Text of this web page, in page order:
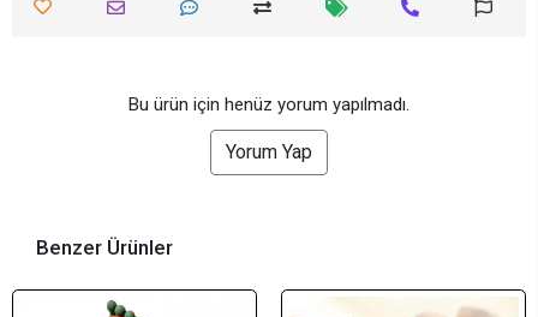
Bu ürün için henüz yorum yapılmadı.
Yorum Yap
Benzer Ürünler